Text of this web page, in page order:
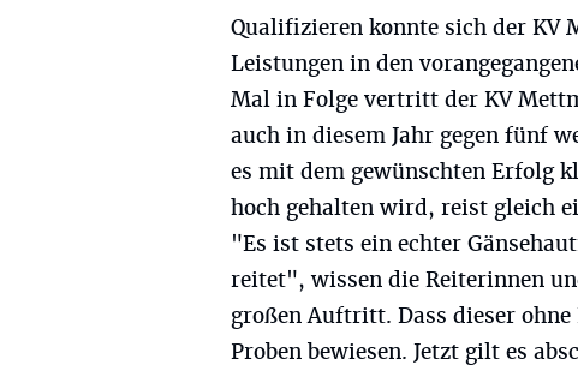
Qualifizieren konnte sich der KV
Leistungen in den
Mal in Folge vertritt der KV
auch in diesem Jahr gegen fünf
es mit dem gewünschten Erfolg
hoch gehalten wird, reist gleich
"Es ist stets ein echter
reitet", wissen die Reiterinnen
großen Auftritt. Dass dieser
Proben bewiesen. Jetzt gilt es